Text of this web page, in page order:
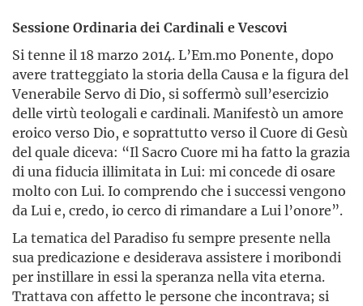
Sessione Ordinaria dei Cardinali e Vescovi
Si tenne il 18 marzo 2014. L’Em.mo Ponente, dopo
avere tratteggiato la storia della Causa e la figura del
Venerabile Servo di Dio, si soffermò sull’esercizio
delle virtù teologali e cardinali. Manifestò un amore
eroico verso Dio, e soprattutto verso il Cuore di Gesù
del quale diceva: “Il Sacro Cuore mi ha fatto la grazia
di una fiducia illimitata in Lui: mi concede di osare
molto con Lui. Io comprendo che i successi vengono
da Lui e, credo, io cerco di rimandare a Lui l’onore”.
La tematica del Paradiso fu sempre presente nella
sua predicazione e desiderava assistere i moribondi
per instillare in essi la speranza nella vita eterna.
Trattava con affetto le persone che incontrava; si